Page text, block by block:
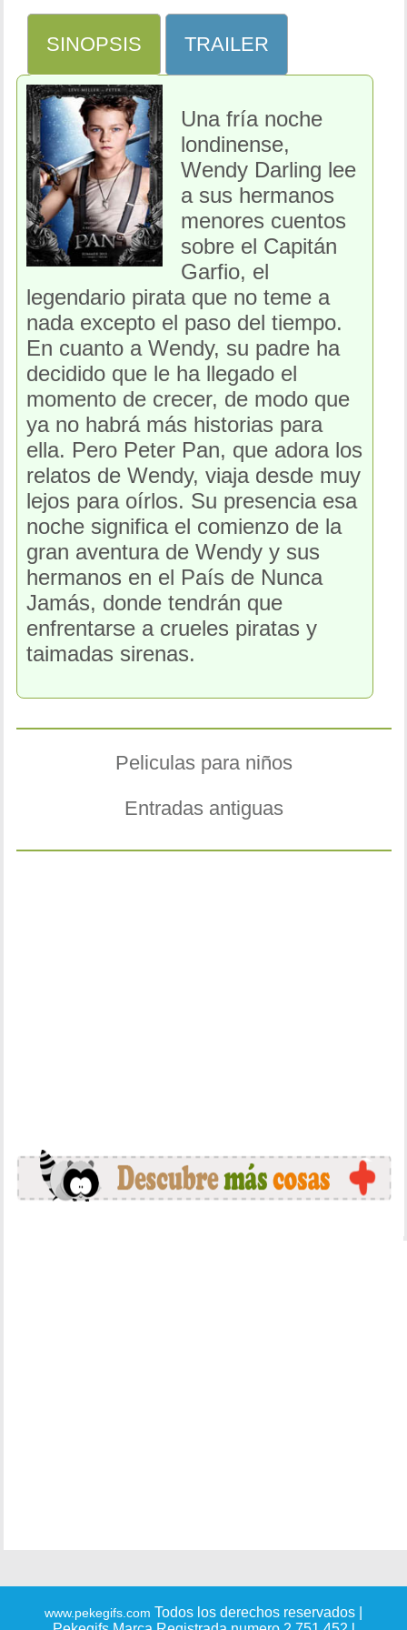
SINOPSIS TRAILER
Una fría noche
londinense,
Wendy Darling lee
a sus hermanos
menores cuentos
sobre el Capitán
Garfio, el
legendario pirata que no teme a
nada excepto el paso del tiempo.
En cuanto a Wendy, su padre ha
decidido que le ha llegado el
momento de crecer, de modo que
ya no habrá más historias para
ella. Pero Peter Pan, que adora los
relatos de Wendy, viaja desde muy
lejos para oírlos. Su presencia esa
noche significa el comienzo de la
gran aventura de Wendy y sus
hermanos en el País de Nunca
Jamás, donde tendrán que
enfrentarse a crueles piratas y
taimadas sirenas.
Peliculas para niños
Entradas antiguas
www.pekegifs.com Todos los derechos reservados |